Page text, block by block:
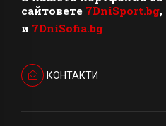
сайтовете 7DniSport.bg,
и 7DniSofia.bg
КОНТАКТИ